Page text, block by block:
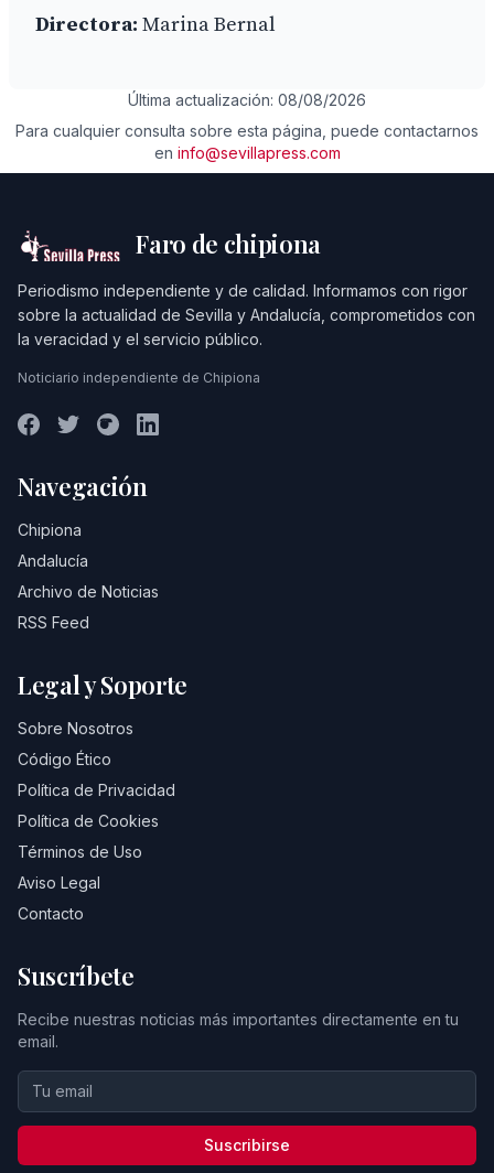
Directora: Marina Bernal
Última actualización: 08/08/2026
Para cualquier consulta sobre esta página, puede contactarnos
en info@sevillapress.com
Faro de chipiona
Periodismo independiente y de calidad. Informamos con rigor
sobre la actualidad de Sevilla y Andalucía, comprometidos con
la veracidad y el servicio público.
Noticiario independiente de Chipiona
Navegación
Chipiona
Andalucía
Archivo de Noticias
RSS Feed
Legal y Soporte
Sobre Nosotros
Código Ético
Política de Privacidad
Política de Cookies
Términos de Uso
Aviso Legal
Contacto
Suscríbete
Recibe nuestras noticias más importantes directamente en tu
email.
Suscribirse